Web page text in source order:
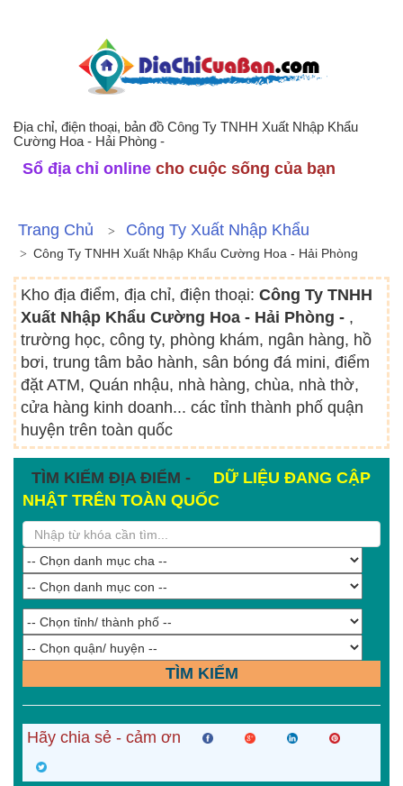
Địa chỉ, điện thoại, bản đồ Công Ty TNHH Xuất Nhập Khẩu
Cường Hoa - Hải Phòng -
Sổ địa chỉ online cho cuộc sống của bạn
Trang Chủ Công Ty Xuất Nhập Khẩu
Công Ty TNHH Xuất Nhập Khẩu Cường Hoa - Hải Phòng
Kho địa điểm, địa chỉ, điện thoại: Công Ty TNHH
Xuất Nhập Khẩu Cường Hoa - Hải Phòng - ,
trường học, công ty, phòng khám, ngân hàng, hồ
bơi, trung tâm bảo hành, sân bóng đá mini, điểm
đặt ATM, Quán nhậu, nhà hàng, chùa, nhà thờ,
cửa hàng kinh doanh... các tỉnh thành phố quận
huyện trên toàn quốc
TÌM KIẾM ĐỊA ĐIỂM -
DỮ LIỆU ĐANG CẬP
NHẬT TRÊN TOÀN QUỐC
TÌM KIẾM
Hãy chia sẻ - cảm ơn